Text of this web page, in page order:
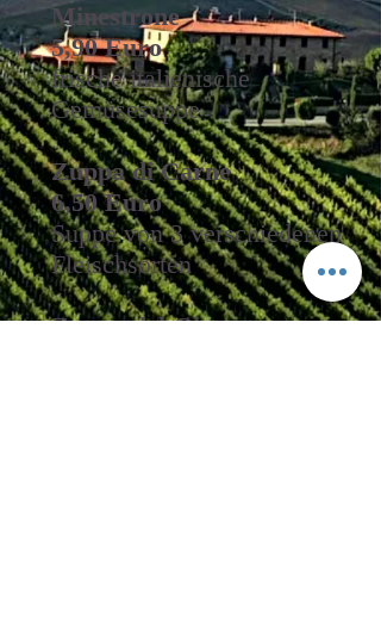
Minestrone
5,90 Euro
frische italienische
Gemüsesuppe
Zuppa di Carne
6,50 Euro
Suppe von 3 verschiedenen
Fleischsorten
Zuppa del Giorno